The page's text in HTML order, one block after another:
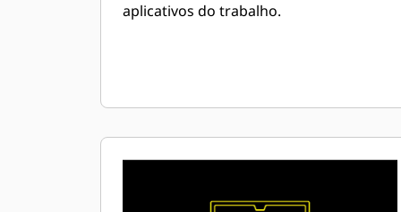
aplicativos do trabalho.